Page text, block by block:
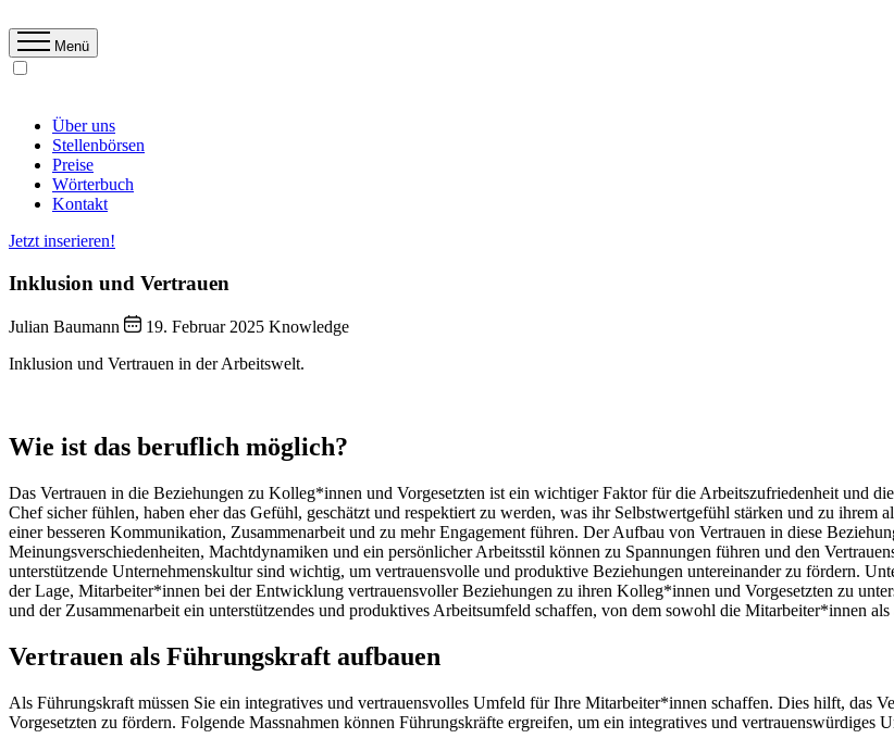
Menü
Über uns
Stellenbörsen
Preise
Wörterbuch
Kontakt
Jetzt inserieren!
Inklusion und Vertrauen
Julian Baumann 19. Februar 2025 Knowledge
Inklusion und Vertrauen in der Arbeitswelt.
Wie ist das beruflich möglich?
Das Vertrauen in die Beziehungen zu Kolleg*innen und Vorgesetzten ist ein wichtiger Faktor für die Arbeitszufriedenheit und
Chef sicher fühlen, haben eher das Gefühl, geschätzt und respektiert zu werden, was ihr Selbstwertgefühl stärken und zu
einer besseren Kommunikation, Zusammenarbeit und zu mehr Engagement führen. Der Aufbau von Vertrauen in diese
Meinungsverschiedenheiten, Machtdynamiken und ein persönlicher Arbeitsstil können zu Spannungen führen und den
unterstützende Unternehmenskultur sind wichtig, um vertrauensvolle und produktive Beziehungen untereinander zu fördern.
der Lage, Mitarbeiter*innen bei der Entwicklung vertrauensvoller Beziehungen zu ihren Kolleg*innen und Vorgesetzten zu
und der Zusammenarbeit ein unterstützendes und produktives Arbeitsumfeld schaffen, von dem sowohl die Mitarbeiter*innen
Vertrauen als Führungskraft aufbauen
Als Führungskraft müssen Sie ein integratives und vertrauensvolles Umfeld für Ihre Mitarbeiter*innen schaffen. Dies hilft, das
Vorgesetzten zu fördern. Folgende Massnahmen können Führungskräfte ergreifen, um ein integratives und vertrauenswürdiges